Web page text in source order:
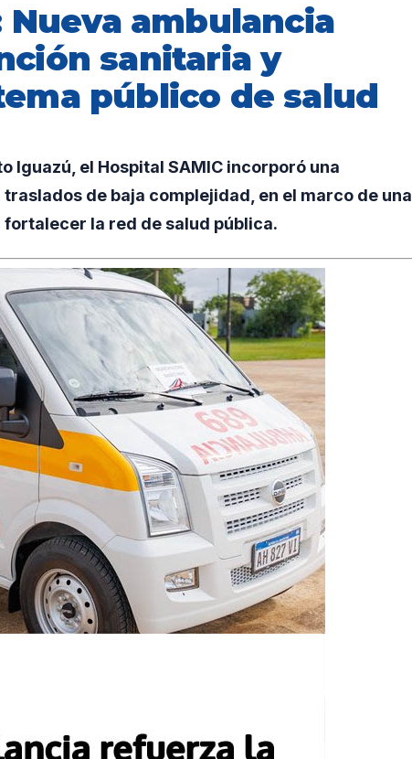
Nueva ambulancia
sanitaria y
público de salud
Iguazú, el Hospital SAMIC incorporó una
de baja complejidad, en el marco de una
la red de salud pública.